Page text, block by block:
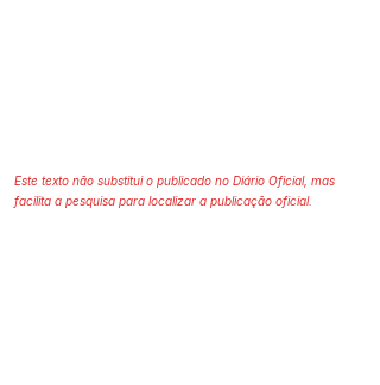
Este texto não substitui o publicado no Diário Oficial, mas
facilita a pesquisa para localizar a publicação oficial.